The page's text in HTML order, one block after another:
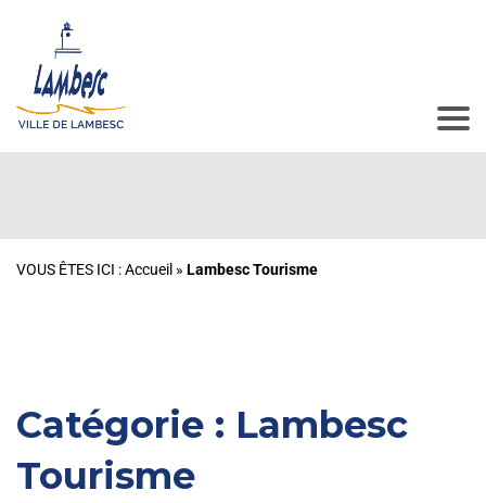
VOUS ÊTES ICI :Accueil » Lambesc Tourisme
Catégorie : Lambesc
Tourisme